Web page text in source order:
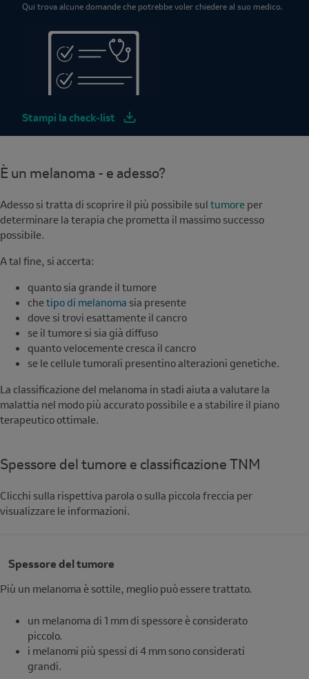
Qui trova alcune domande che potrebbe voler chiedere al suo medico.
Stampi la check-list
È un melanoma - e adesso?
Adesso si tratta di scoprire il più possibile sul tumore per
determinare la terapia che prometta il massimo successo
possibile.
A tal fine, si accerta:
quanto sia grande il tumore
chetipo di melanoma sia presente
dove si trovi esattamente il cancro
se il tumore si sia già diffuso
quanto velocemente cresca il cancro
se le cellule tumorali presentino alterazioni genetiche.
La classificazione del melanoma in stadi aiuta a valutare la
malattia nel modo più accurato possibile e a stabilire il piano
terapeutico ottimale.
Spessore del tumore e classificazione TNM
Description
Clicchi sulla rispettiva parola o sulla piccola freccia per
visualizzare le informazioni.
Spessore del tumore
Più un melanoma è sottile, meglio può essere trattato.
un melanoma di 1 mm di spessore è considerato
piccolo.
i melanomi più spessi di 4 mm sono considerati
grandi.